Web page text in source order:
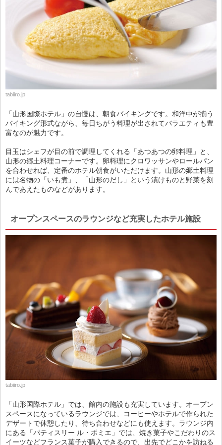
tabiiro.jp
「山形国際ホテル」の自慢は、朝食バイキングです。和洋中が揃う
バイキング形式ながら、毎日ちがう料理が出されてバラエティも豊
富なのが魅力です。
目玉はシェフが目の前で調理してくれる「あつあつの卵料理」と、
山形の郷土料理コーナーです。卵料理にクロワッサンやロールパン
を合わせれば、定番のホテル朝食がいただけます。山形の郷土料理
には名物の「いも煮」、「山形のだし」という漬けものと野菜を刻
んであえたものなどがあります。
オープンスペースのラウンジなど充実したホテル施設
tabiiro.jp
「山形国際ホテル」では、館内の施設も充実しています。オープン
スペースになっているラウンジでは、コーヒーやホテルで作られた
デザートで休憩したり、待ち合わせなどにも使えます。ラウンジ内
にある「パティスリー ル・ポミエ」では、焼き菓子やこだわりのス
イーツなどフランス菓子が購入できるので、出先でどこかを訪ねる